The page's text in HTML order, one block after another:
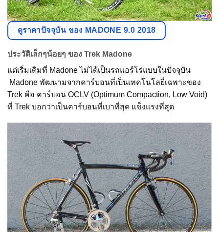
ดูราคาปัจจุบัน ของ MADONE 9.0 2018
ประวัติเล็กๆน้อยๆ ของ Trek Madone
แต่เริ่มเดิมที่ Madone ไม่ได้เป็นรถแอร์โร่แบบในปัจจุบัน
Madone พัฒนามจากคาร์บอนที่เป็นเทคโนโลยี่เฉพาะของ
Trek คือ คาร์บอน OCLV (Optimum Compaction, Low Void)
ที่ Trek บอกว่าเป็นคาร์บอนที่เบาที่สุด แข็งแรงที่สุด